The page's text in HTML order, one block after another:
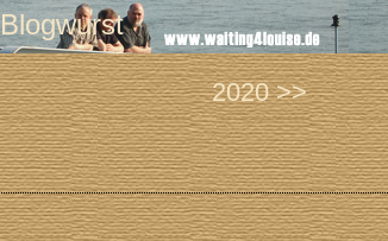
Blogwurst
2020 >>